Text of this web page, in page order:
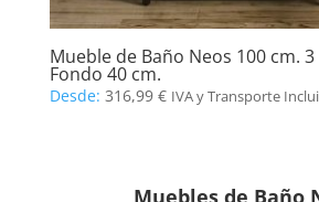
Mueble de Baño Neos 100 cm. 3
Fondo 40 cm.
Desde: 316,99 € IVA y Transporte